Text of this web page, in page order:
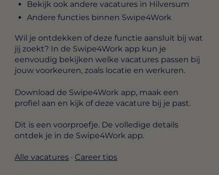
Bekijk ook andere vacatures in Hilversum
Andere functies binnen Swipe4Work
Wil je ontdekken of deze functie aansluit bij wat
jij zoekt? In de Swipe4Work app kun je
eenvoudig bekijken welke vacatures passen bij
jouw voorkeuren, zoals locatie en werkuren.
Download de Swipe4Work app, maak een
profiel aan en kijk of deze vacature bij je past.
Dit is een voorproefje. De volledige details
ontdek je in de Swipe4Work app.
Alle vacatures · Career tips